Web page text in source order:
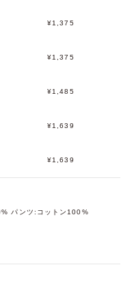
¥1,375
¥1,375
¥1,485
¥1,639
¥1,639
パンツ:コットン100%